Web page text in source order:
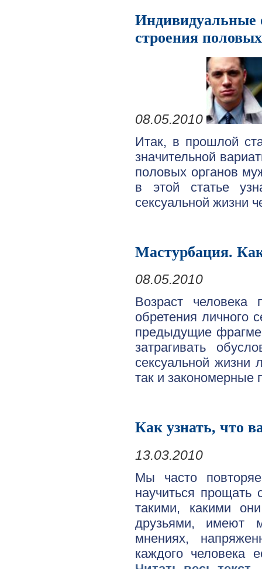
Индивидуальные
строения
08.05.2010
Итак, в прошлой
значительной
половых органов
в этой статье
сексуальной жизни
Мастурбация.
08.05.2010
Возраст
обретения личного
предыдущие
затрагивать
сексуальной
так и закономерные
Как узнать, что
13.03.2010
Мы часто
научиться прощать
такими, какими
друзьями, имеют
мнениях,
каждого человека